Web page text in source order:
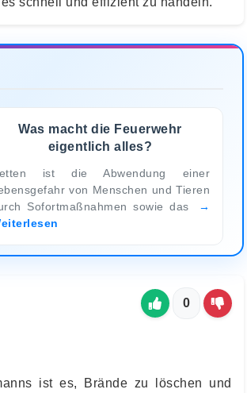
Was macht die Feuerwehr
eigentlich alles?
ist die Abwendung einer
von Menschen und Tieren
Sofortmaßnahmen sowie das
0
ist es, Brände zu löschen und